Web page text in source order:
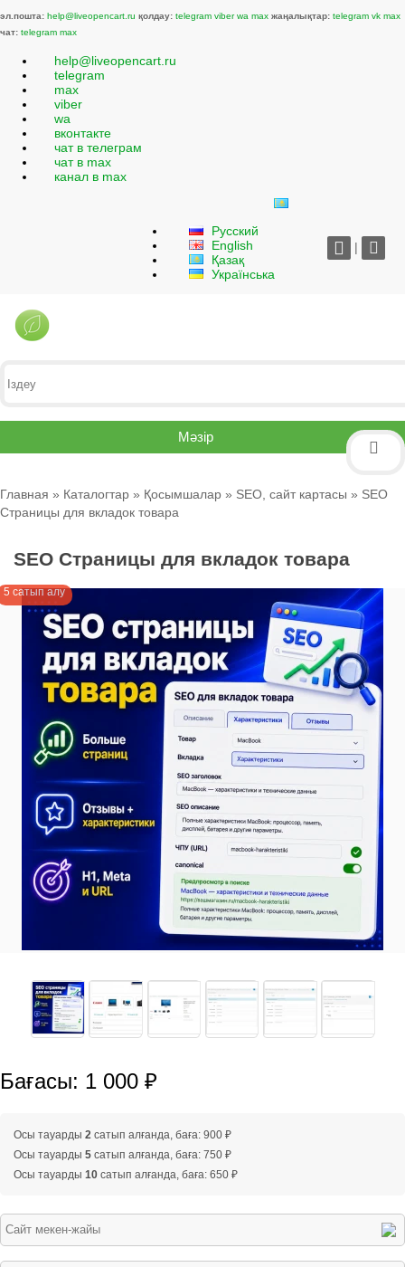
эл.пошта: help@liveopencart.ru қолдау: telegram viber wa max жаңалықтар: telegram vk max
чат: telegram max
help@liveopencart.ru
telegram
max
viber
wa
вконтакте
чат в телеграм
чат в max
канал в max
Русский
English
Қазақ
Українська
|
Мәзір
Главная » Каталогтар » Қосымшалар » SEO, сайт картасы » SEO
Страницы для вкладок товара
SEO Страницы для вкладок товара
5 сатып алу
Бағасы: 1 000 ₽
Осы тауарды 2 сатып алғанда, баға: 900 ₽
Осы тауарды 5 сатып алғанда, баға: 750 ₽
Осы тауарды 10 сатып алғанда, баға: 650 ₽